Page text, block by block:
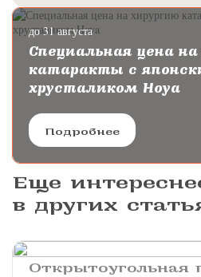
до 31 августа
Специальная цена
катаракты с
хрусталиком Hoya
Подробнее
Еще
в других
Открытоугольная